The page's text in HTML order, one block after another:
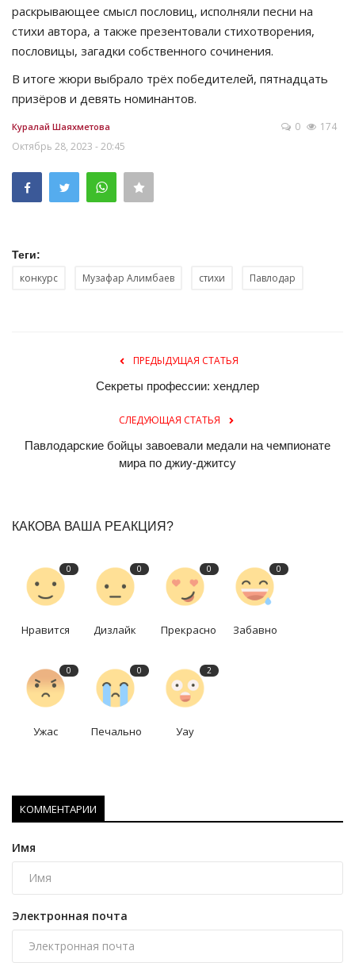
раскрывающее смысл пословиц, исполняли песни на
стихи автора, а также презентовали стихотворения,
пословицы, загадки собственного сочинения.
В итоге жюри выбрало трёх победителей, пятнадцать
призёров и девять номинантов.
Куралай Шаяхметова
Октябрь 28, 2023 - 20:45
0 174
Теги:
конкурс Музафар Алимбаев стихи Павлодар
ПРЕДЫДУЩАЯ СТАТЬЯ
Секреты профессии: хендлер
СЛЕДУЮЩАЯ СТАТЬЯ
Павлодарские бойцы завоевали медали на чемпионате
мира по джиу-джитсу
КАКОВА ВАША РЕАКЦИЯ?
0
Нравится
0
Дизлайк
0
Прекрасно
0
Забавно
0
Ужас
0
Печально
2
Уау
КОММЕНТАРИИ
Имя
Электронная почта